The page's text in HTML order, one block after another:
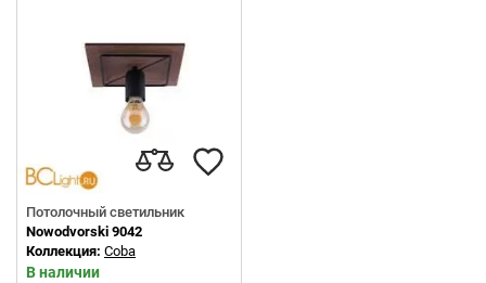
Потолочный светильник
Nowodvorski 9042
Коллекция: Coba
В наличии